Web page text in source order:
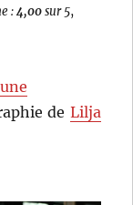
:4,00sur 5,
de Lilja